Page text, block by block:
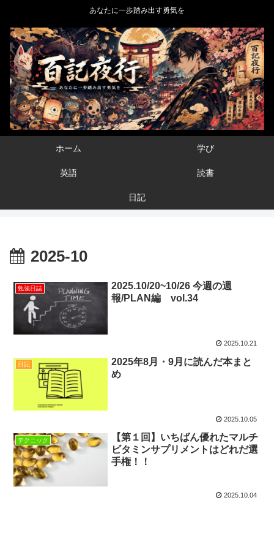
あなたに一歩踏み出す勇気を
ホーム 学び
英語 読書
日記
2025-10
勉強日誌
2025.10/20~10/26 今週の週
報/PLAN編 vol.34
2025.10.21
日記
2025年8月・9月に読んだ本まと
め
2025.10.05
テクニック
【第１回】いちばん優れたマルチ
ビタミンサプリメントはどれだ選
手権！！
2025.10.04